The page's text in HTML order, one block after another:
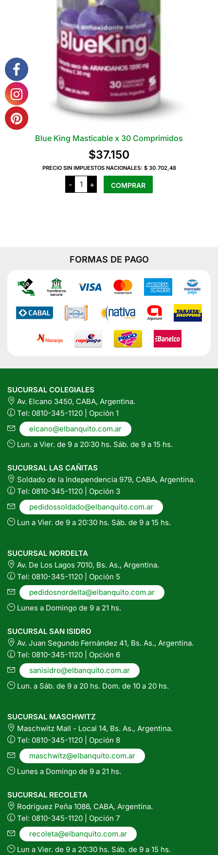
Blue King Masticable x 30 Comprimidos
$37.150
PRECIO SIN IMPUESTOS NACIONALES: $ 30.702,48
-
Blue
King
Masticable
+ COMPRAR
FORMAS DE PAGO
SUCURSAL COLEGIALES
Av. Elcano 3450, CABA, Argentina.
Tel: 0810-345-1120 | Opción 1
elcano@elbanquito.com.ar
Lun. a Vier. de 9 a 20:30 hs. Sáb. de 9 a 15 hs.
SUCURSAL LAS CAÑITAS
Soldado de la Independencia 979, CABA, Argentina.
Tel: 0810-345-1120 | Opción 3
pedidossoldado@elbanquito.com.ar
Lun a Vier. de 9 a 20:30 hs. Sáb. de 9 a 15 hs.
SUCURSAL NORDELTA
Av. De Los Lagos 7010, Bs. As., Argentina.
Tel: 0810-345-1120 | Opción 5
pedidosnordelta@elbanquito.com.ar
Lunes a Domingo de 9 a 21 hs.
SUCURSAL SAN ISIDRO
Av. Juan Segundo Fernández 41, Bs. As., Argentina.
Tel: 0810-345-1120 | Opción 6
sanisidro@elbanquito.com.ar
Lun. a Sáb. de 9 a 20 hs. Dom. de 10 a 20 hs.
SUCURSAL MASCHWITZ
Maschwitz Mall - Local 14, Bs. As., Argentina.
Tel: 0810-345-1120 | Opción 8
maschwitz@elbanquito.com.ar
Lunes a Domingo de 9 a 21 hs.
SUCURSAL RECOLETA
Rodríguez Peña 1086, CABA, Argentina.
Tel: 0810-345-1120 | Opción 7
recoleta@elbanquito.com.ar
Lun a Vier. de 9 a 20:30 hs. Sáb. de 9 a 15 hs.